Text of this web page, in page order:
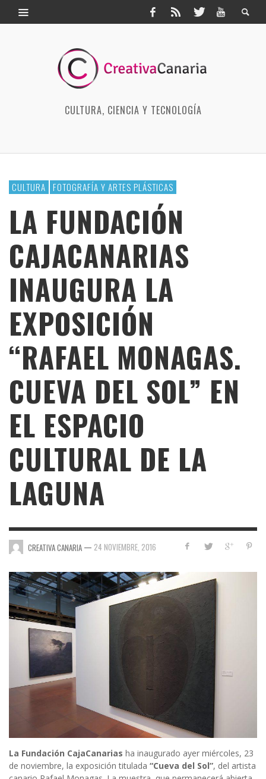
CULTURA, CIENCIA Y TECNOLOGÍA
CULTURA FOTOGRAFÍA Y ARTES PLÁSTICAS
LA FUNDACIÓN
CAJACANARIAS
INAUGURA LA
EXPOSICIÓN
“RAFAEL MONAGAS.
CUEVA DEL SOL” EN
EL ESPACIO
CULTURAL DE LA
LAGUNA
CREATIVA CANARIA — 24 NOVIEMBRE, 2016
La Fundación CajaCanarias ha inaugurado ayer miércoles, 23
de noviembre, la exposición titulada “Cueva del Sol”, del artista